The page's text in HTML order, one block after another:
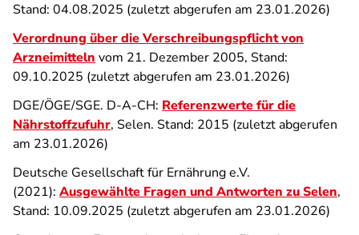
Stand: 04.08.2025 (zuletzt abgerufen am 23.01.2026)
Verordnung über die Verschreibungspflicht von
Arzneimitteln vom 21. Dezember 2005, Stand:
09.10.2025 (zuletzt abgerufen am 23.01.2026)
DGE/ÖGE/SGE. D-A-CH: Referenzwerte für die
Nährstoffzufuhr, Selen. Stand: 2015 (zuletzt abgerufen
am 23.01.2026)
Deutsche Gesellschaft für Ernährung e.V.
(2021): Ausgewählte Fragen und Antworten zu Selen,
Stand: 10.09.2025 (zuletzt abgerufen am 23.01.2026)